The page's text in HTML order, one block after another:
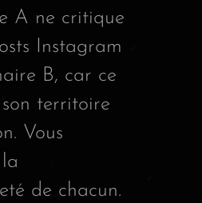
A ne critique
Instagram
B, car ce
son territoire
Vous
de chacun.